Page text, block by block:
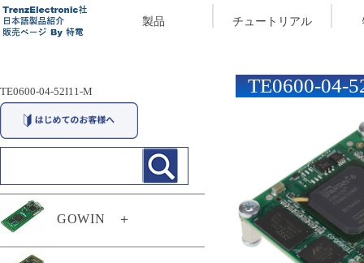
製品 チュートリアル
TE0600-04-52I11-M
GOWIN ＋
TE0600-04-